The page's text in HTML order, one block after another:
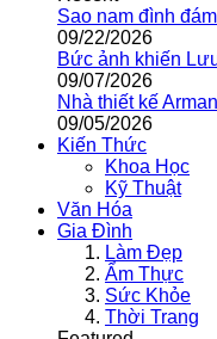
Sao nam đình
09/22/2026
Bức ảnh khiến
09/07/2026
Nhà thiết kế
09/05/2026
Kiến Thức
Khoa Học
Kỹ Thuật
Văn Hóa
Gia Đình
Làm Đẹp
Ẩm Thực
Sức Khỏe
Thời Trang